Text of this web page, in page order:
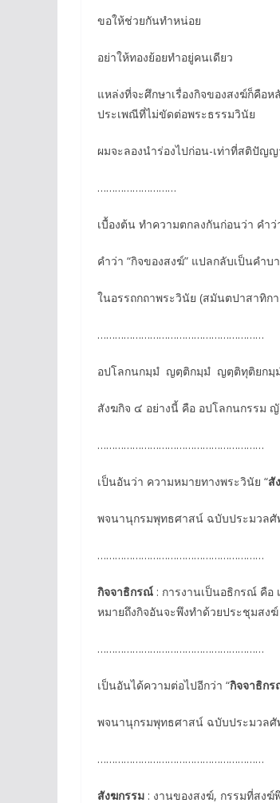
ขอให้ช่วยกันทำหน่อย
อย่าให้ทองย้อยทำอยู่คนเดียว
แหล่งที่จะศึกษาเรื่องกิจของสงฆ์ก็คือ
ประเพณีที่ไม่ขัดต่อพระธรรมวินัย
ผมจะลองนำร่องไปก่อน-เท่าที่สติปัญญ
………………………
เบื้องต้น ทำความตกลงกันก่อนว่า คำว่
คำว่า “กิจของสงฆ์” แปลกลับเป็นคำบ
ในอรรถกถาพระวินัย (สมันตปาสาทิ
…………………………………………………
อปโลกนกมฺมํ ญตฺติกมฺมํ ญตฺติทุติยกมฺ
สังฆกิจ ๔ อย่างนี้ คือ อปโลกนกรรม
…………………………………………………
เป็นอันว่า ความหมายทางพระวินัย “สั
พจนานุกรมพุทธศาสน์ ฉบับประมวลศั
…………………………………………………
กิจจาธิกรณ์ : การงานเป็นอธิกรณ์ คือ
หมายถึงกิจอันจะพึงทําด้วยประชุมสง
…………………………………………………
เป็นอันได้ความต่อไปอีกว่า “กิจจาธิก
พจนานุกรมพุทธศาสน์ ฉบับประมวลศั
…………………………………………………
สังฆกรรม : งานของสงฆ์, กรรมที่สง